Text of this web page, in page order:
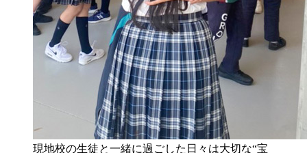
現地校の生徒と一緒に過ごした日々は大切な“宝